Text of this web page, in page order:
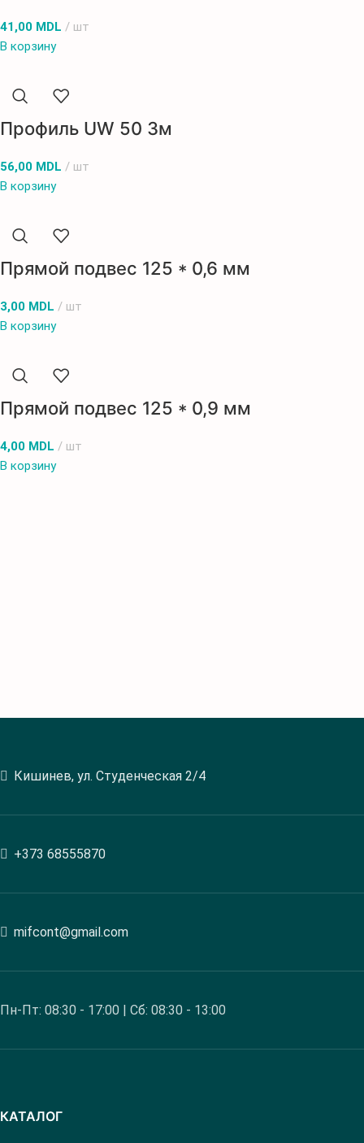
41,00 MDL
шт
В корзину
Профиль UW 50 3м
56,00 MDL
шт
В корзину
Прямой подвес 125 * 0,6 мм
3,00 MDL
шт
В корзину
Прямой подвес 125 * 0,9 мм
4,00 MDL
шт
В корзину
Кишинев, ул. Студенческая 2/4
+373 68555870
mifcont@gmail.com
Пн-Пт: 08:30 - 17:00 | Сб: 08:30 - 13:00
КАТАЛОГ